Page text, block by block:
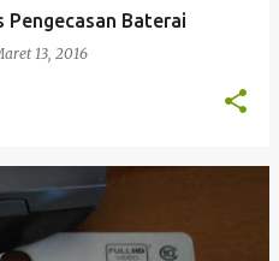
Baterai
13, 2016